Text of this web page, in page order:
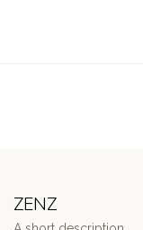
ZENZ